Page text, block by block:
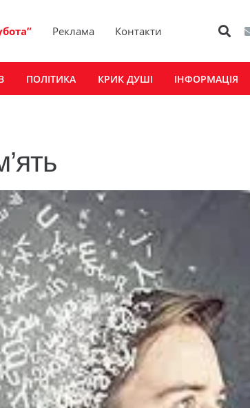
Реклама Контакти
ПОЛІТИКА КРИК ДУШІ ІНФОРМАЦІЯ